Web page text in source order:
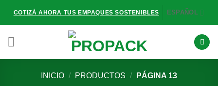
COTIZÁ AHORA TUS EMPAQUES SOSTENIBLES ESPAÑOL
INICIO / PRODUCTOS / PÁGINA 13